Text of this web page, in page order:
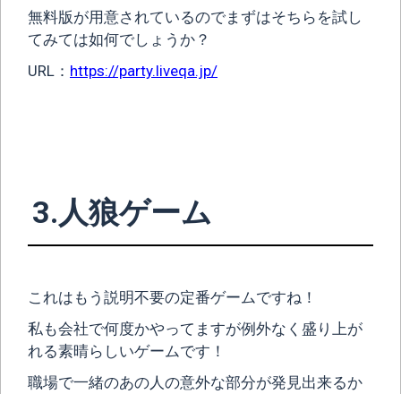
無料版が用意されているのでまずはそちらを試し
てみては如何でしょうか？
URL： https://party.liveqa.jp/
3.人狼ゲーム
これはもう説明不要の定番ゲームですね！
私も会社で何度かやってますが例外なく盛り上が
れる素晴らしいゲームです！
職場で一緒のあの人の意外な部分が発見出来るか